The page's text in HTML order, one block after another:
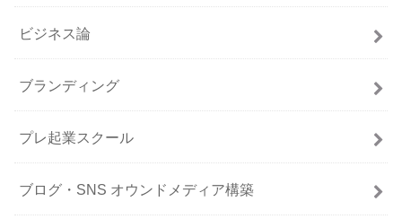
ビジネス論
ブランディング
プレ起業スクール
ブログ・SNS オウンドメディア構築